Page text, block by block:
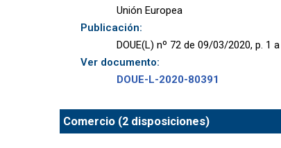
Unión Europea
Publicación:
DOUE(L) nº 72 de 09/03/2020, p. 1
Ver documento:
DOUE-L-2020-80391
Comercio (2 disposiciones)